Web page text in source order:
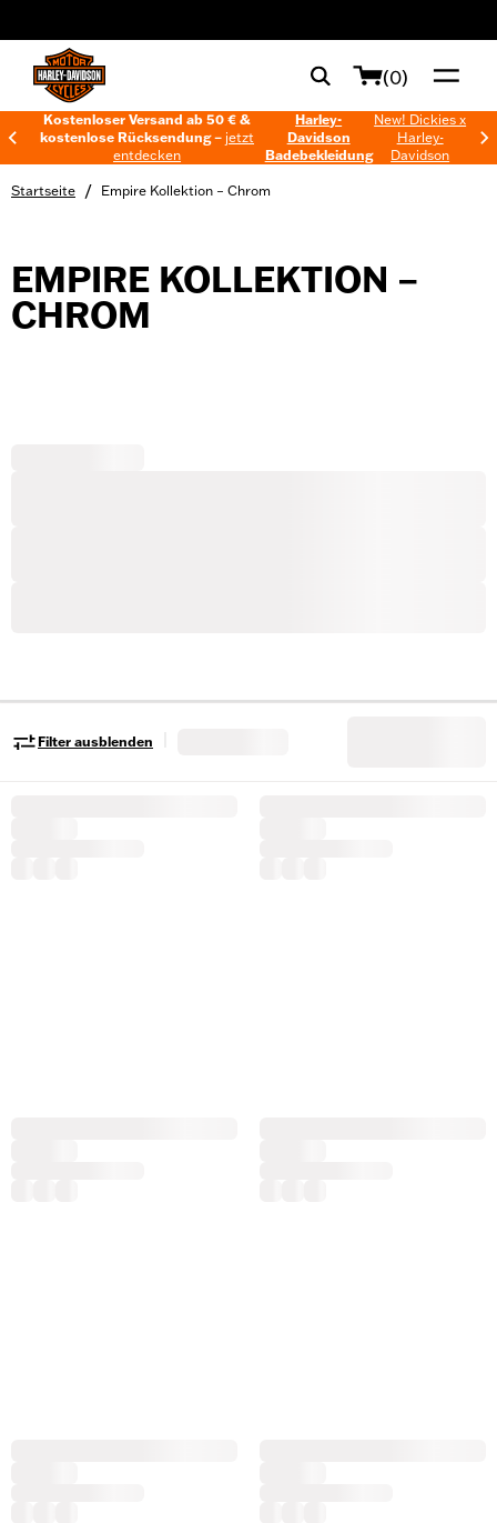
(0)
Kostenloser Versand ab 50 € &
kostenlose Rücksendung – jetzt
entdecken
Harley-
Davidson
Badebekleidung
New! Dickies x
Harley-
Davidson
Startseite / Empire Kollektion – Chrom
EMPIRE KOLLEKTION –
CHROM
Filter ausblenden